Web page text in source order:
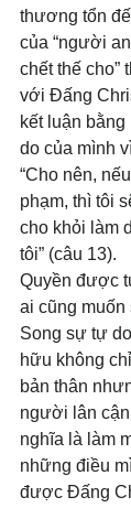
thương tổn
của “người
chết thế cho”
với Đấng
kết luận
do của mình
“Cho nên,
phạm, thì tôi
cho khỏi làm
tôi” (câu 13).
Quyền được
ai cũng
Song sự tự
hữu không
bản thân
người lân
nghĩa là làm
những điều
được Đấng